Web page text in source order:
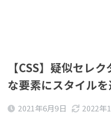
【CSS】疑似セレ
な要素にスタイル
2021年6月9日 2022年